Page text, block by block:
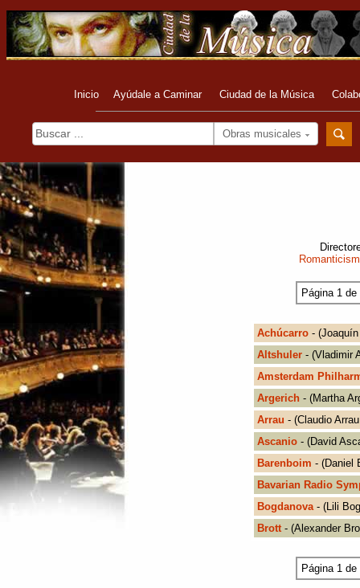
Inicio Ayúdale a Caminar Ciudad de la Música
Obras musicales
Página 1 de
Achúcarro -
Altshuler - (Vladimir
Amsterdam
Argerich - (Martha
Arrau - (Claudio
Ascanio - (David
Barenboim - (Daniel
Bavarian Radio
Bogdanova- (Lili
Brott - (Alexander
Página 1 de